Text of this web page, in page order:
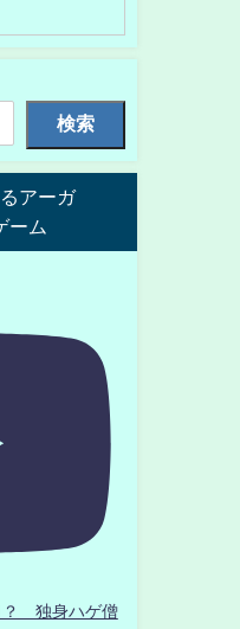
検索
アーガ
ーム
？ 独身ハゲ僧